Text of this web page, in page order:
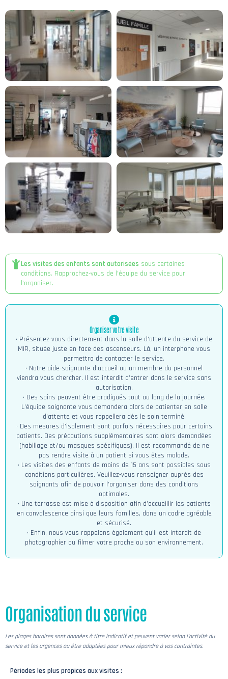
Les visites des enfants sont autorisées sous certaines
conditions. Rapprochez-vous de l'équipe du service pour
l’organiser.
Organiser votre visite
• Présentez-vous directement dans la salle d’attente du service de
MIR, située juste en face des ascenseurs. Là, un interphone vous
permettra de contacter le service.
• Notre aide-soignante d’accueil ou un membre du personnel
viendra vous chercher. Il est interdit d’entrer dans le service sans
autorisation.
• Des soins peuvent être prodigués tout au long de la journée.
L’équipe soignante vous demandera alors de patienter en salle
d’attente et vous rappellera dès le soin terminé.
• Des mesures d’isolement sont parfois nécessaires pour certains
patients. Des précautions supplémentaires sont alors demandées
(habillage et/ou masques spécifiques). Il est recommandé de ne
pas rendre visite à un patient si vous êtes malade.
• Les visites des enfants de moins de 15 ans sont possibles sous
conditions particulières. Veuillez-vous renseigner auprès des
soignants afin de pouvoir l’organiser dans des conditions
optimales.
• Une terrasse est mise à disposition afin d’accueillir les patients
en convalescence ainsi que leurs familles, dans un cadre agréable
et sécurisé.
• Enfin, nous vous rappelons également qu’il est interdit de
photographier ou filmer votre proche ou son environnement.
Organisation du service
Les plages horaires sont données à titre indicatif et peuvent varier selon l’activité du
service et les urgences ou être adaptées pour mieux répondre à vos contraintes.
Périodes les plus propices aux visites :